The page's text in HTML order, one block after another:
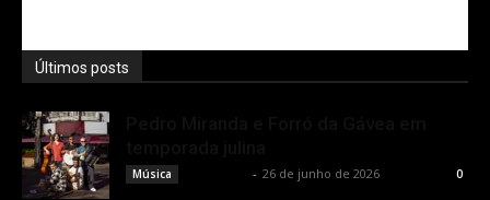
Últimos posts
Música - 26 de junho de 2026 0